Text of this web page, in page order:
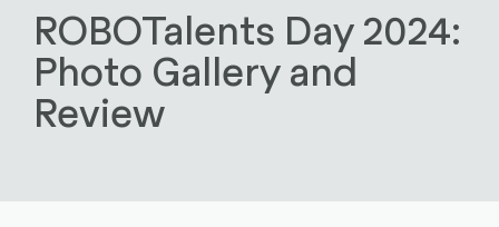
ROBOTalents Day 2024:
Photo Gallery and
Review